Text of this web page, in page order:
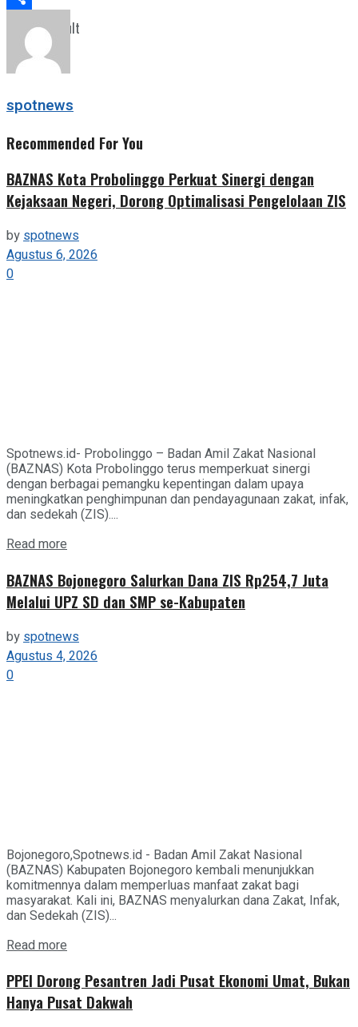
View All Result
Share
spotnews
Recommended For You
BAZNAS Kota Probolinggo Perkuat Sinergi dengan
Kejaksaan Negeri, Dorong Optimalisasi Pengelolaan ZIS
byspotnews
Agustus 6, 2026
0
Spotnews.id- Probolinggo – Badan Amil Zakat Nasional
(BAZNAS) Kota Probolinggo terus memperkuat sinergi
dengan berbagai pemangku kepentingan dalam upaya
meningkatkan penghimpunan dan pendayagunaan zakat, infak,
dan sedekah (ZIS)....
Read more
BAZNAS Bojonegoro Salurkan Dana ZIS Rp254,7 Juta
Melalui UPZ SD dan SMP se-Kabupaten
by spotnews
Agustus 4, 2026
0
Bojonegoro,Spotnews.id - Badan Amil Zakat Nasional
(BAZNAS) Kabupaten Bojonegoro kembali menunjukkan
komitmennya dalam memperluas manfaat zakat bagi
masyarakat. Kali ini, BAZNAS menyalurkan dana Zakat, Infak,
dan Sedekah (ZIS)...
Read more
PPEI Dorong Pesantren Jadi Pusat Ekonomi Umat, Bukan
Hanya Pusat Dakwah